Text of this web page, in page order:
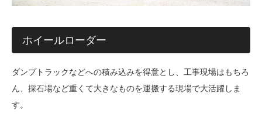
ホイールローダー
ダンプトラックなどへの積み込みを得意とし、工事現場はもちろ
ん、採石場など重くて大きなものを運搬する現場で大活躍しま
す。